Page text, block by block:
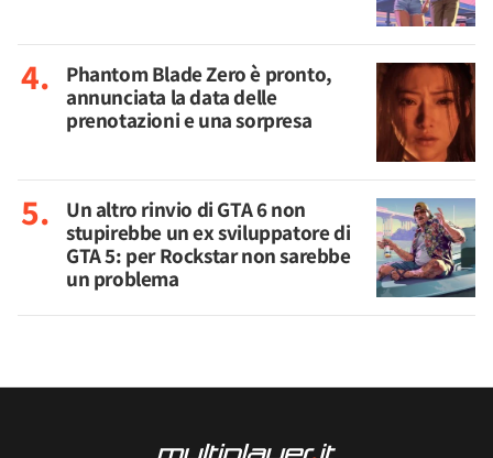
Phantom Blade Zero è pronto,
annunciata la data delle
prenotazioni e una sorpresa
Un altro rinvio di GTA 6 non
stupirebbe un ex sviluppatore di
GTA 5: per Rockstar non sarebbe
un problema